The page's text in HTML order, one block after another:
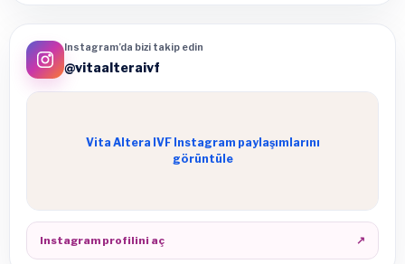
Instagram’da bizi takip edin
@vitaalteraivf
Vita Altera IVF Instagram paylaşımlarını
görüntüle
Instagram profilini aç ↗